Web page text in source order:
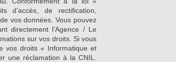
d’accès, de rectification,
vos données. Vous pouvez
directement l’Agence / Le
sur vos droits. Si vous
vos droits « Informatique et
une réclamation à la CNIL.